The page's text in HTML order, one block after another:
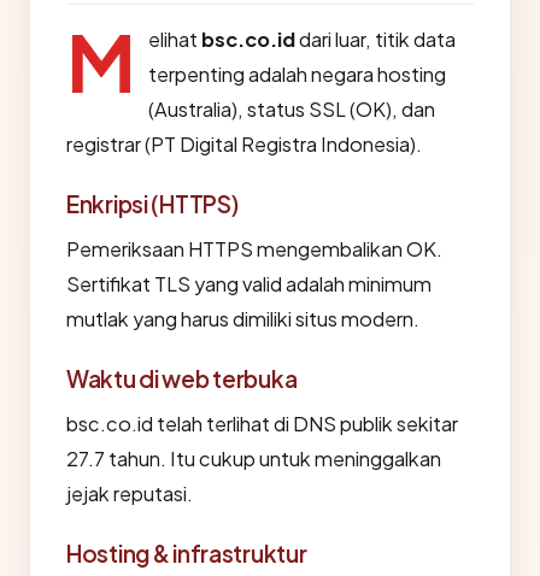
M elihat bsc.co.iddari luar, titik data
terpenting adalah negara hosting
(Australia), status SSL (OK), dan
registrar (PT Digital Registra Indonesia).
Enkripsi (HTTPS)
Pemeriksaan HTTPS mengembalikan OK.
Sertifikat TLS yang valid adalah minimum
mutlak yang harus dimiliki situs modern.
Waktu di web terbuka
bsc.co.id telah terlihat di DNS publik sekitar
27.7 tahun. Itu cukup untuk meninggalkan
jejak reputasi.
Hosting & infrastruktur